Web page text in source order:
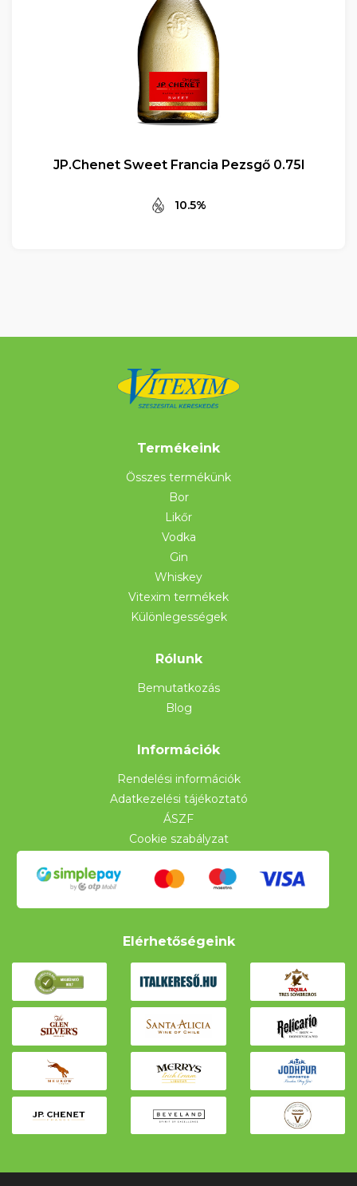
JP.Chenet Sweet Francia Pezsgő 0.75l
10.5%
Termékeink
Összes termékünk
Bor
Likőr
Vodka
Gin
Whiskey
Vitexim termékek
Különlegességek
Rólunk
Bemutatkozás
Blog
Információk
Rendelési információk
Adatkezelési tájékoztató
ÁSZF
Cookie szabályzat
Elérhetőségeink